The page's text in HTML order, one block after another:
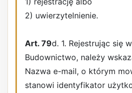
2) uwierzytelnienie.
Art. 79d. 1. Rejestrując się
Budownictwo, należy
Nazwa e-mail, o którym
stanowi identyfikator